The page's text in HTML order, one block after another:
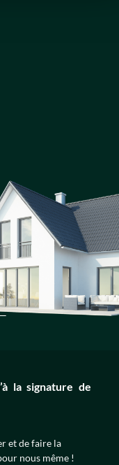
la signature de
et de faire la
nous même !